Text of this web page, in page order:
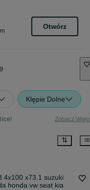
Otwórz
Klępie Dolne
Zobacz
4x100 x73.1 suzuki
honda vw seat kia